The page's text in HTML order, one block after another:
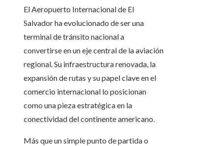
El Aeropuerto Internacional de El
Salvador ha evolucionado de ser una
terminal de tránsito nacional a
convertirse en un eje central de la aviación
regional. Su infraestructura renovada, la
expansión de rutas y su papel clave en el
comercio internacional lo posicionan
como una pieza estratégica en la
conectividad del continente americano.
Más que un simple punto de partida o